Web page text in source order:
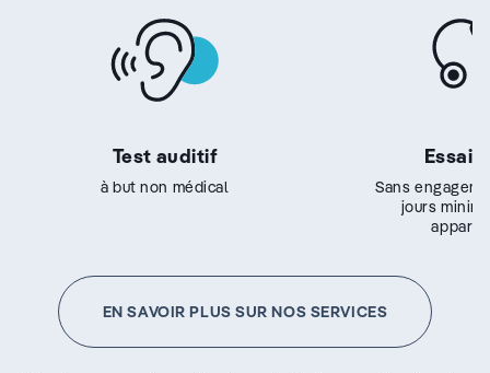
Test auditif
à but non médical
Essai
Sans
jours
EN SAVOIR PLUS SUR NOS SERVICES